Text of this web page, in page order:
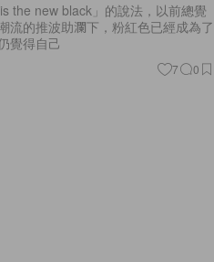
the new black」的說法，以前總覺
流的推波助瀾下，粉紅色已經成為了
覺得自己
7 0